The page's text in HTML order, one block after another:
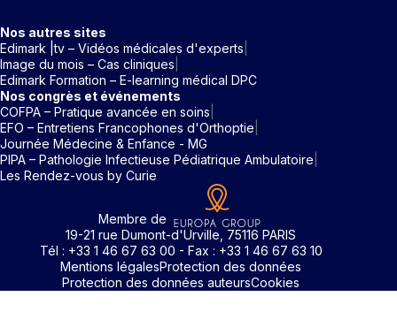
Nos autres sites
Edimark |tv – Vidéos médicales d'experts
Image du mois – Cas cliniques
Edimark Formation – E-learning médical DPC
Nos congrès et événements
COFPA – Pratique avancée en soins
EFO – Entretiens Francophones d'Orthoptie
Journée Médecine & Enfance - MG
PIPA – Pathologie Infectieuse Pédiatrique Ambulatoire
Les Rendez-vous by Curie
Membre de
19-21 rue Dumont-d'Urville, 75116 PARIS
Tél : +33 1 46 67 63 00 - Fax : +33 1 46 67 63 10
Mentions légalesProtection des données
Protection des données auteursCookies